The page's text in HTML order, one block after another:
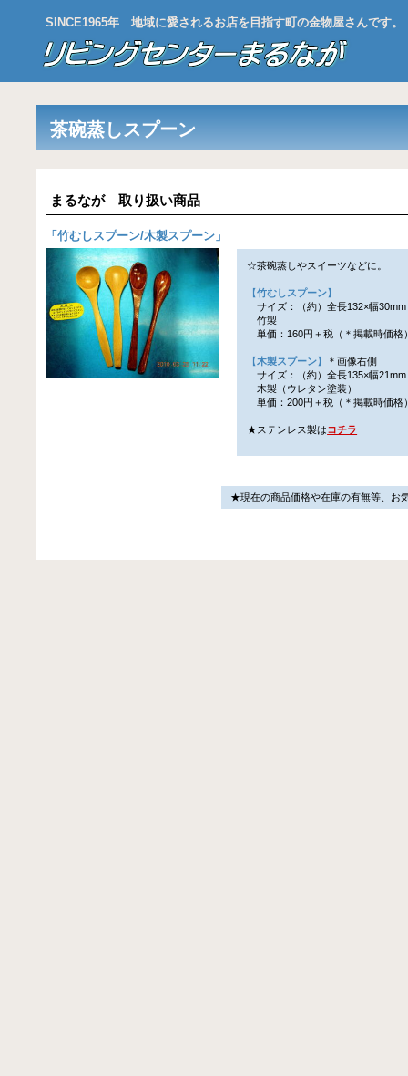
SINCE1965年 地域に愛されるお店を目指す町の金物屋さんです。
茶碗蒸しスプーン
まるなが 取り扱い商品
「 竹むしスプーン/木製スプーン 」
☆茶碗蒸しやスイーツなどに。
【竹むしスプーン】
サイズ：（約）全長132×幅30mm
竹製
単価：160円＋税（＊掲載時価格
【木製スプーン】
＊画像右側
サイズ：（約）全長135×幅21mm
木製（ウレタン塗装）
単価：200円＋税（＊掲載時価格
★ステンレス製はコチラ
★現在の商品価格や在庫の有無等、お